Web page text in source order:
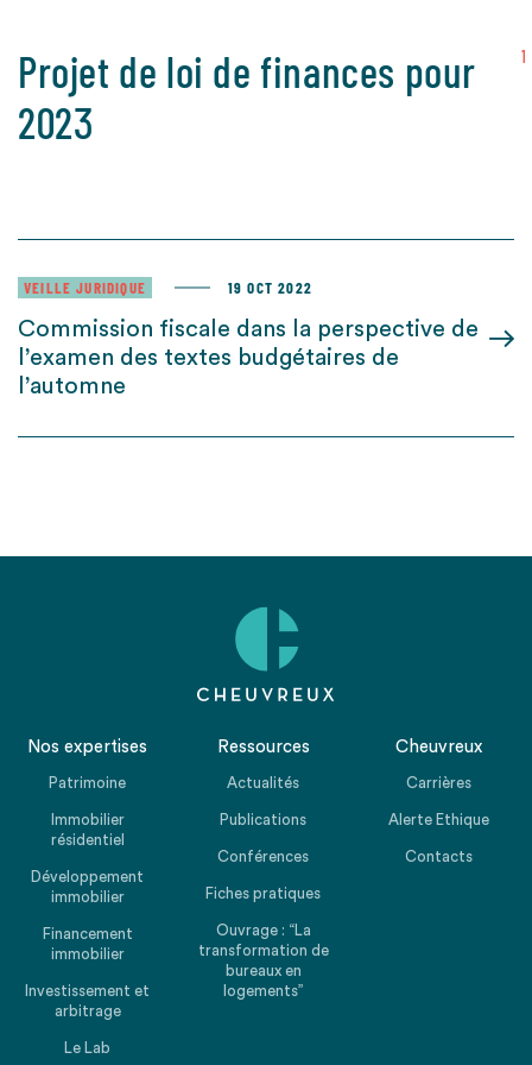
Projet de loi de finances pour
2023
1
VEILLE JURIDIQUE 19 OCT 2022
Commission fiscale dans la perspective de
l’examen des textes budgétaires de
l’automne
Nos expertises
Patrimoine
Immobilier
résidentiel
Développement
immobilier
Financement
immobilier
Investissement et
arbitrage
Le Lab
Ressources
Actualités
Publications
Conférences
Fiches pratiques
Ouvrage : “La
transformation de
bureaux en
logements”
Cheuvreux
Carrières
Alerte Ethique
Contacts